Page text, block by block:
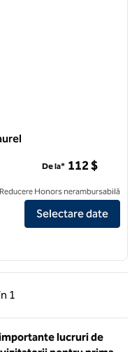
by Hilton Hotel Laurel
De la* 112 $
Reducere Honors nerambursabilă
Selectare date
1 din 1
1 din 1
1
lucruri de